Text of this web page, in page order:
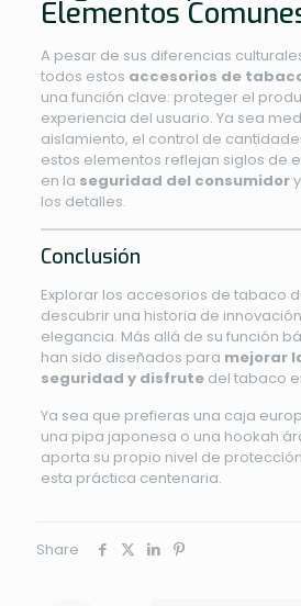
Elementos
A pesar de sus diferencias
todos estos accesorios de
una función clave: proteger el
experiencia del usuario. Ya sea
aislamiento, el control de
estos elementos reflejan siglos de
en la seguridad del consumidor
los detalles.
Conclusión
Explorar los accesorios de tabaco
descubrir una historia de
elegancia. Más allá de su función
han sido diseñados para mejorar
seguridad y disfrutedel tabaco
Ya sea que prefieras una caja
una pipa japonesa o una hookah
aporta su propio nivel de
esta práctica centenaria.
Share